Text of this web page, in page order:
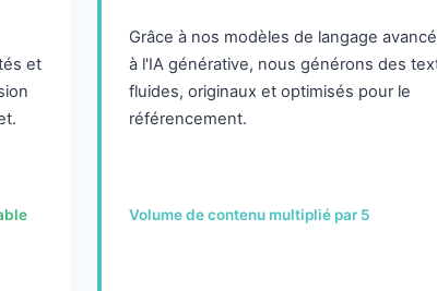
et
Grâce à nos modèles de langage
à l'IA générative, nous générons des
fluides, originaux et optimisés pour le
référencement.
Volume de contenu multiplié par 5